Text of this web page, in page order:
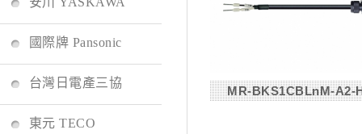
國際牌 Pansonic
台灣日電產三協
東元 TECO
MR-BKS1CBLnM-A2-